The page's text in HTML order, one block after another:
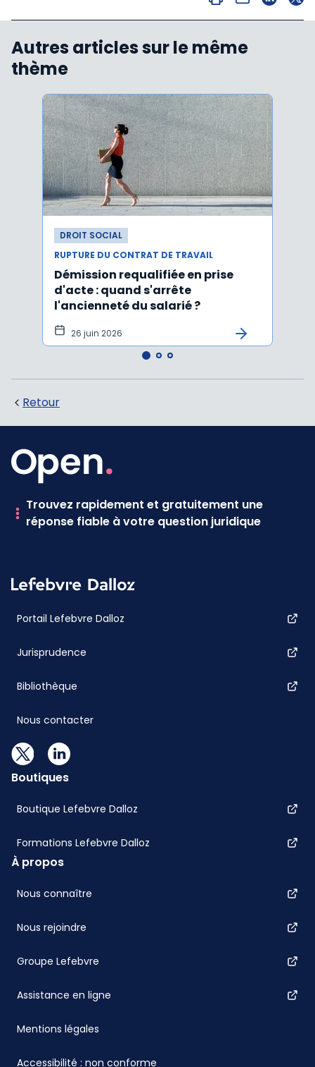
Autres articles sur le même
thème
DROIT SOCIAL
RUPTURE DU CONTRAT DE TRAVAIL
Démission requalifiée en prise
d'acte : quand s'arrête
l'ancienneté du salarié ?
26 juin 2026
Retour
Trouvez rapidement et gratuitement une
réponse fiable à votre question juridique
Portail Lefebvre Dalloz
Jurisprudence
Bibliothèque
Nous contacter
Boutiques
Boutique Lefebvre Dalloz
Formations Lefebvre Dalloz
À propos
Nous connaître
Nous rejoindre
Groupe Lefebvre
Assistance en ligne
Mentions légales
Accessibilité : non conforme